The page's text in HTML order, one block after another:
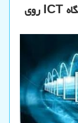
تمرکز ۹۰ درصد فعالیتهای پژوهشگاه ICT روی